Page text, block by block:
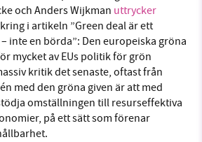
och Anders Wijkman uttrycker
i artikeln ”Green deal är ett
inte en börda”: Den europeiska gröna
mycket av EUs politik för grön
kritik det senaste, oftast från
med den gröna given är att med
omställningen till resurseffektiva
på ett sätt som förenar